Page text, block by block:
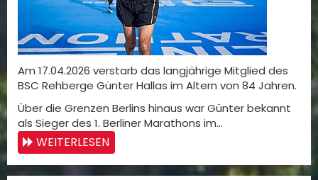
Am 17.04.2026 verstarb das langjährige Mitglied des
BSC Rehberge Günter Hallas im Altern von 84 Jahren.
Über die Grenzen Berlins hinaus war Günter bekannt
als Sieger des 1. Berliner Marathons im…
WEITERLESEN